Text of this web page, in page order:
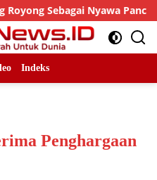
Nyawa Pancasila
Indeks
Penghargaan